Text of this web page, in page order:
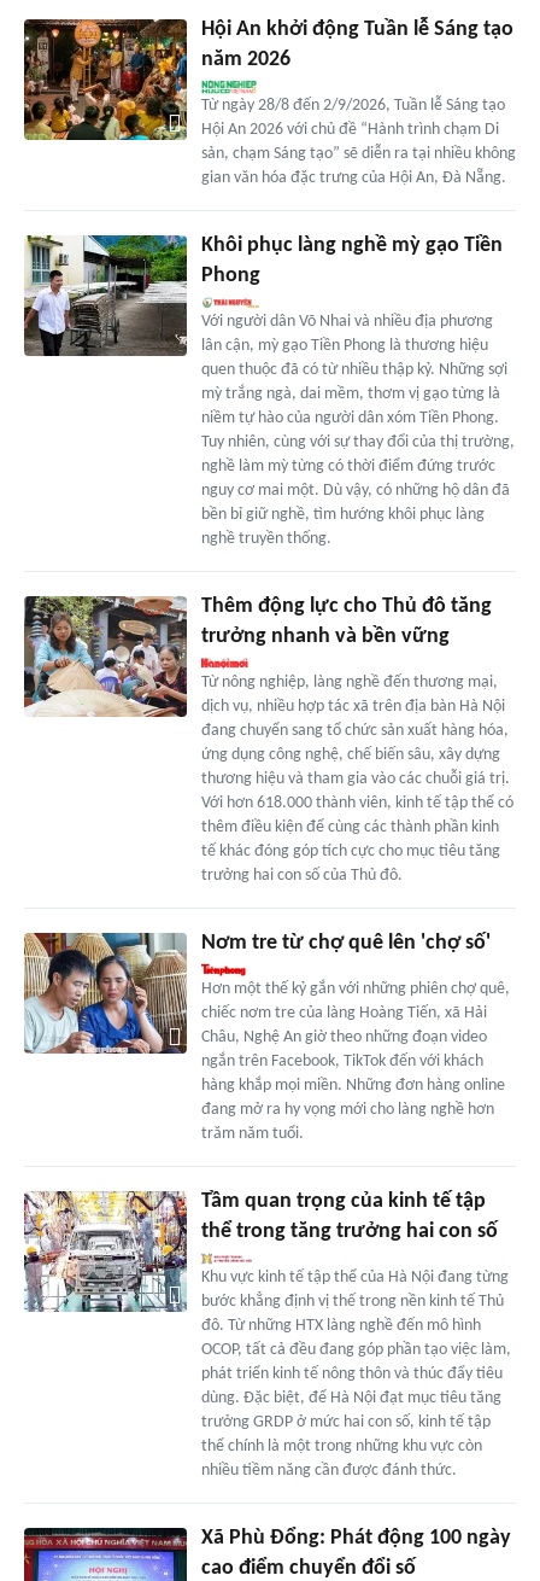
Hội An khởi động Tuần lễ Sáng tạo
năm 2026
Từ ngày 28/8 đến 2/9/2026, Tuần lễ Sáng tạo
Hội An 2026 với chủ đề “Hành trình chạm Di
sản, chạm Sáng tạo” sẽ diễn ra tại nhiều không
gian văn hóa đặc trưng của Hội An, Đà Nẵng.
Khôi phục làng nghề mỳ gạo Tiền
Phong
Với người dân Võ Nhai và nhiều địa phương
lân cận, mỳ gạo Tiền Phong là thương hiệu
quen thuộc đã có từ nhiều thập kỷ. Những sợi
mỳ trắng ngà, dai mềm, thơm vị gạo từng là
niềm tự hào của người dân xóm Tiền Phong.
Tuy nhiên, cùng với sự thay đổi của thị trường,
nghề làm mỳ từng có thời điểm đứng trước
nguy cơ mai một. Dù vậy, có những hộ dân đã
bền bỉ giữ nghề, tìm hướng khôi phục làng
nghề truyền thống.
Thêm động lực cho Thủ đô tăng
trưởng nhanh và bền vững
Từ nông nghiệp, làng nghề đến thương mại,
dịch vụ, nhiều hợp tác xã trên địa bàn Hà Nội
đang chuyển sang tổ chức sản xuất hàng hóa,
ứng dụng công nghệ, chế biến sâu, xây dựng
thương hiệu và tham gia vào các chuỗi giá trị.
Với hơn 618.000 thành viên, kinh tế tập thể có
thêm điều kiện để cùng các thành phần kinh
tế khác đóng góp tích cực cho mục tiêu tăng
trưởng hai con số của Thủ đô.
Nơm tre từ chợ quê lên 'chợ số'
Hơn một thế kỷ gắn với những phiên chợ quê,
chiếc nơm tre của làng Hoàng Tiến, xã Hải
Châu, Nghệ An giờ theo những đoạn video
ngắn trên Facebook, TikTok đến với khách
hàng khắp mọi miền. Những đơn hàng online
đang mở ra hy vọng mới cho làng nghề hơn
trăm năm tuổi.
Tầm quan trọng của kinh tế tập
thể trong tăng trưởng hai con số
Khu vực kinh tế tập thể của Hà Nội đang từng
bước khẳng định vị thế trong nền kinh tế Thủ
đô. Từ những HTX làng nghề đến mô hình
OCOP, tất cả đều đang góp phần tạo việc làm,
phát triển kinh tế nông thôn và thúc đẩy tiêu
dùng. Đặc biệt, để Hà Nội đạt mục tiêu tăng
trưởng GRDP ở mức hai con số, kinh tế tập
thể chính là một trong những khu vực còn
nhiều tiềm năng cần được đánh thức.
Xã Phù Đổng: Phát động 100 ngày
cao điểm chuyển đổi số